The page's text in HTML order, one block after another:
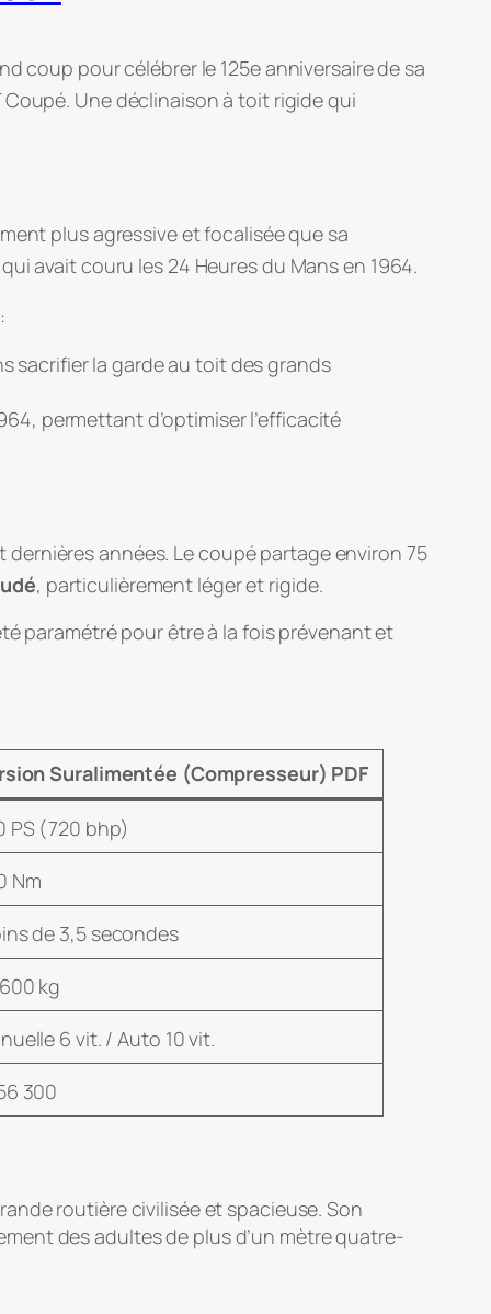
coup pour célébrer le 125e anniversaire de sa
Coupé. Une déclinaison à toit rigide qui
plus agressive et focalisée que sa
avait couru les 24 Heures du Mans en 1964.
sacrifier la garde au toit des grands
permettant d’optimiser l’efficacité
dernières années. Le coupé partage environ 75
, particulièrement léger et rigide.
paramétré pour être à la fois prévenant et
Suralimentée (Compresseur) PDF
PS (720 bhp)
Nm
de 3,5 secondes
kg
6 vit. / Auto 10 vit.
300
routière civilisée et spacieuse. Son
des adultes de plus d’un mètre quatre-